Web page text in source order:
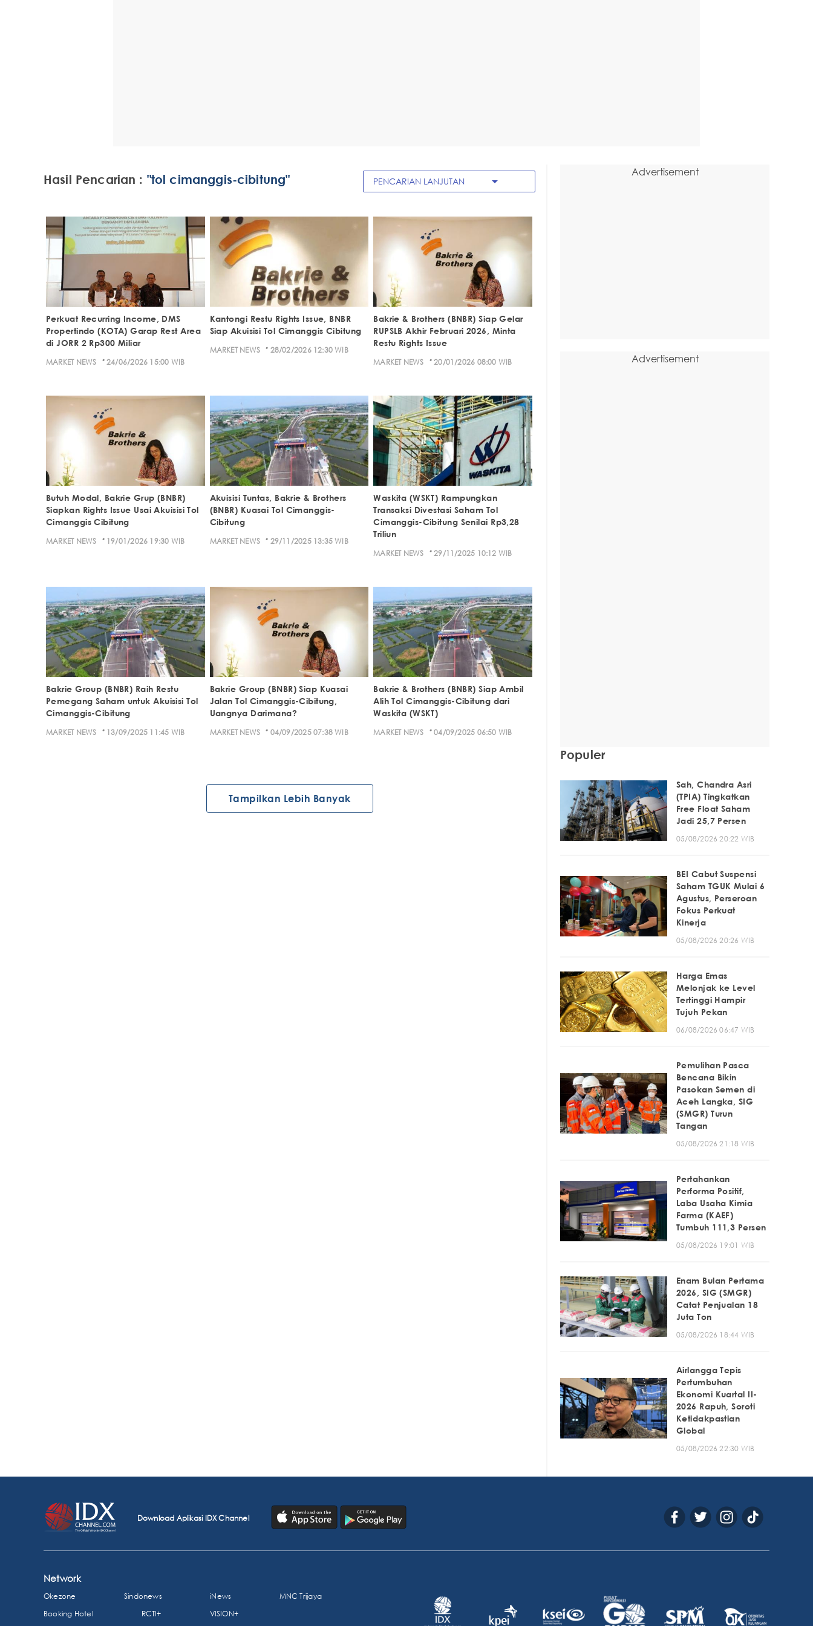
Hasil Pencarian : "tol cimanggis-cibitung" PENCARIAN LANJUTAN arrow_drop_down
Perkuat Recurring Income, DMS
Propertindo (KOTA) Garap Rest Area
di JORR 2 Rp300 Miliar
MARKET NEWS · 24/06/2026 15:00 WIB
Kantongi Restu Rights Issue, BNBR
Siap Akuisisi Tol Cimanggis Cibitung
MARKET NEWS · 28/02/2026 12:30 WIB
Bakrie & Brothers (BNBR) Siap Gelar
RUPSLB Akhir Februari 2026, Minta
Restu Rights Issue
MARKET NEWS · 20/01/2026 08:00 WIB
Butuh Modal, Bakrie Grup (BNBR)
Siapkan Rights Issue Usai Akuisisi Tol
Cimanggis Cibitung
MARKET NEWS · 19/01/2026 19:30 WIB
Akuisisi Tuntas, Bakrie & Brothers
(BNBR) Kuasai Tol Cimanggis-
Cibitung
MARKET NEWS · 29/11/2025 13:35 WIB
Waskita (WSKT) Rampungkan
Transaksi Divestasi Saham Tol
Cimanggis-Cibitung Senilai Rp3,28
Triliun
MARKET NEWS · 29/11/2025 10:12 WIB
Bakrie Group (BNBR) Raih Restu
Pemegang Saham untuk Akuisisi Tol
Cimanggis-Cibitung
MARKET NEWS · 13/09/2025 11:45 WIB
Bakrie Group (BNBR) Siap Kuasai
Jalan Tol Cimanggis-Cibitung,
Uangnya Darimana?
MARKET NEWS · 04/09/2025 07:38 WIB
Bakrie & Brothers (BNBR) Siap Ambil
Alih Tol Cimanggis-Cibitung dari
Waskita (WSKT)
MARKET NEWS · 04/09/2025 06:50 WIB
Tampilkan Lebih Banyak
Advertisement
Advertisement
Populer
Sah, Chandra Asri
(TPIA) Tingkatkan
Free Float Saham
Jadi 25,7 Persen
05/08/2026 20:22 WIB
BEI Cabut Suspensi
Saham TGUK Mulai 6
Agustus, Perseroan
Fokus Perkuat
Kinerja
05/08/2026 20:26 WIB
Harga Emas
Melonjak ke Level
Tertinggi Hampir
Tujuh Pekan
06/08/2026 06:47 WIB
Pemulihan Pasca
Bencana Bikin
Pasokan Semen di
Aceh Langka, SIG
(SMGR) Turun
Tangan
05/08/2026 21:18 WIB
Pertahankan
Performa Positif,
Laba Usaha Kimia
Farma (KAEF)
Tumbuh 111,3 Persen
05/08/2026 19:01 WIB
Enam Bulan Pertama
2026, SIG (SMGR)
Catat Penjualan 18
Juta Ton
05/08/2026 18:44 WIB
Airlangga Tepis
Pertumbuhan
Ekonomi Kuartal II-
2026 Rapuh, Soroti
Ketidakpastian
Global
05/08/2026 22:30 WIB
Download Aplikasi IDX Channel
Network
Okezone Sindonews iNews
MNC Trijaya
Booking Hotel
RCTI+ VISION+